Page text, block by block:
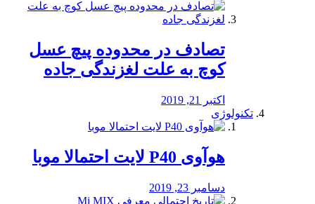
تصادف در محدوده پیچ عسل
کوچ به علت لغزندگی جاده
اکتبر 21, 2019
تکنولوژی
هوآوی P40 لایت احتمالا موبا
دسامبر 23, 2019